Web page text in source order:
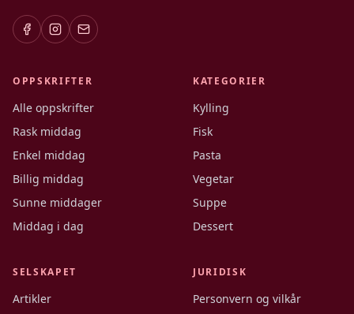
OPPSKRIFTER
Alle oppskrifter
Rask middag
Enkel middag
Billig middag
Sunne middager
Middag i dag
KATEGORIER
Kylling
Fisk
Pasta
Vegetar
Suppe
Dessert
SELSKAPET
Artikler
JURIDISK
Personvern og vilkår